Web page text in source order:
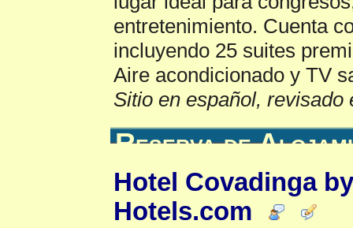
entretenimiento. Cuenta
incluyendo 25 suites
Aire acondicionado y TV
Sitio en español, revisado
Reserva de
Hotel Covadinga
Hotels.com